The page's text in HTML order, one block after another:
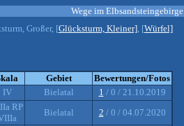
Wege im Elbsandsteingebirge
Großer, [Glücksturm, Kleiner], [Würfel]
Gebiet
Bewertungen/Fotos
IV Bielatal 1 / 0 / 21.10.2019
RP
Bielatal 2 / 0 / 04.07.2020